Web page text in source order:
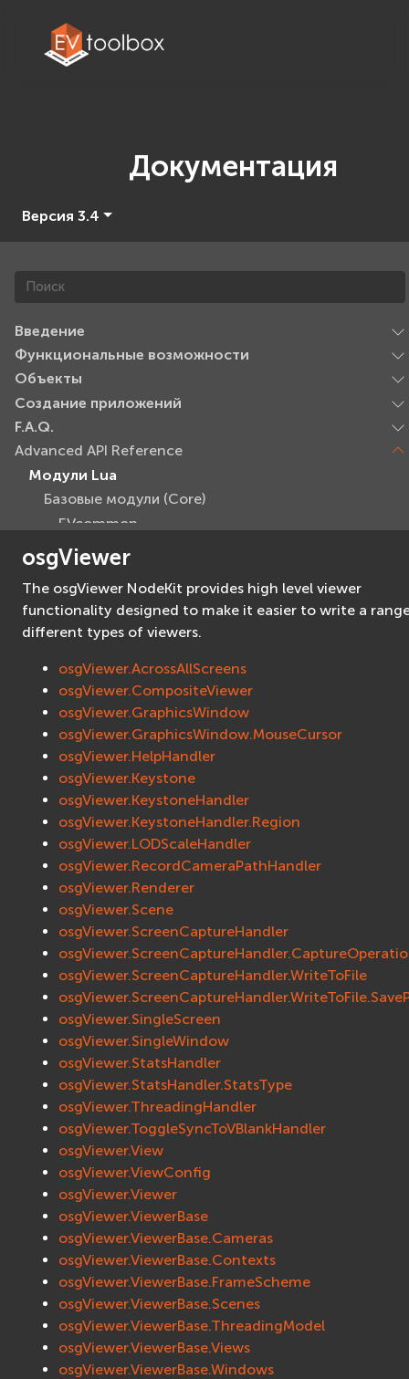
Документация
Версия 3.4
Введение
Функциональные возможности
Объекты
Создание приложений
F.A.Q.
Advanced API Reference
Модули Lua
Базовые модули (Core)
EVcommon
evar2
evxml
Граф Сцены (Scene Graph)
EVosg
EVosgAV
EVosgAnimation
EVosgGA
EVosgHMD
EVosgShadow
EVosgText
EVosgUtil
EVosgViewer
osg
osgAnimation
osgDB
osgGA
osgParticle
osgShadow
osgText
osgUtil
osgViewer
Физика (Physics)
bullet
Фаиловая система (File System)
fs
ios
Сеть (Network)
EVremoted
osgViewer
The osgViewer NodeKit provides high level viewer
functionality designed to make it easier to write a
different types of viewers.
osgViewer.AcrossAllScreens
osgViewer.CompositeViewer
osgViewer.GraphicsWindow
osgViewer.GraphicsWindow.MouseCursor
osgViewer.HelpHandler
osgViewer.Keystone
osgViewer.KeystoneHandler
osgViewer.KeystoneHandler.Region
osgViewer.LODScaleHandler
osgViewer.RecordCameraPathHandler
osgViewer.Renderer
osgViewer.Scene
osgViewer.ScreenCaptureHandler
osgViewer.ScreenCaptureHandler.WriteToFile
osgViewer.SingleScreen
osgViewer.SingleWindow
osgViewer.StatsHandler
osgViewer.StatsHandler.StatsType
osgViewer.ThreadingHandler
osgViewer.ToggleSyncToVBlankHandler
osgViewer.View
osgViewer.ViewConfig
osgViewer.Viewer
osgViewer.ViewerBase
osgViewer.ViewerBase.Cameras
osgViewer.ViewerBase.Contexts
osgViewer.ViewerBase.FrameScheme
osgViewer.ViewerBase.Scenes
osgViewer.ViewerBase.ThreadingModel
osgViewer.ViewerBase.Views
osgViewer.ViewerBase.Windows